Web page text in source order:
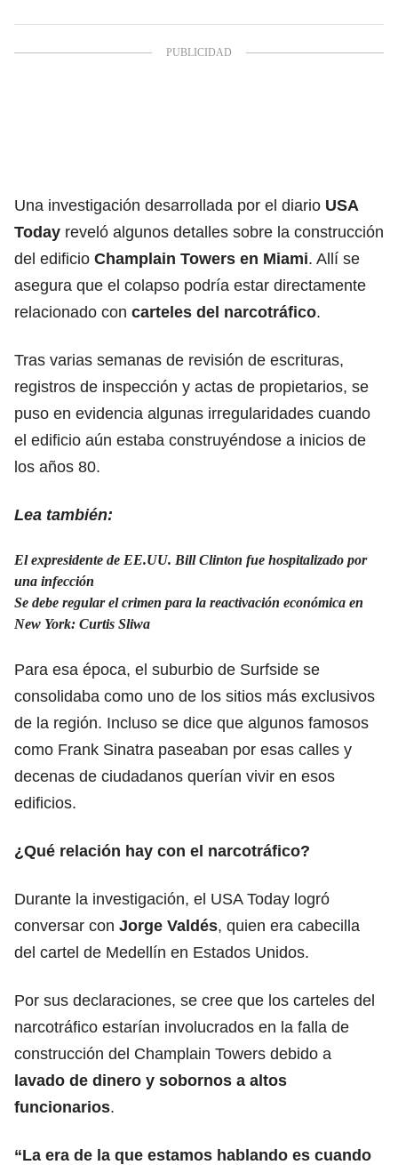
Una investigación desarrollada por el diario USA
Today reveló algunos detalles sobre la construcción
del edificio Champlain Towers en Miami. Allí se
asegura que el colapso podría estar directamente
relacionado con carteles del narcotráfico.
Tras varias semanas de revisión de escrituras,
registros de inspección y actas de propietarios, se
puso en evidencia algunas irregularidades cuando
el edificio aún estaba construyéndose a inicios de
los años 80.
Lea también:
El expresidente de EE.UU. Bill Clinton fue hospitalizado por
una infección
Se debe regular el crimen para la reactivación económica en
New York: Curtis Sliwa
Para esa época, el suburbio de Surfside se
consolidaba como uno de los sitios más exclusivos
de la región. Incluso se dice que algunos famosos
como Frank Sinatra paseaban por esas calles y
decenas de ciudadanos querían vivir en esos
edificios.
¿Qué relación hay con el narcotráfico?
Durante la investigación, el USA Today logró
conversar con Jorge Valdés, quien era cabecilla
del cartel de Medellín en Estados Unidos.
Por sus declaraciones, se cree que los carteles del
narcotráfico estarían involucrados en la falla de
construcción del Champlain Towers debido a
lavado de dinero y sobornos a altos
funcionarios.
“La era de la que estamos hablando es cuando